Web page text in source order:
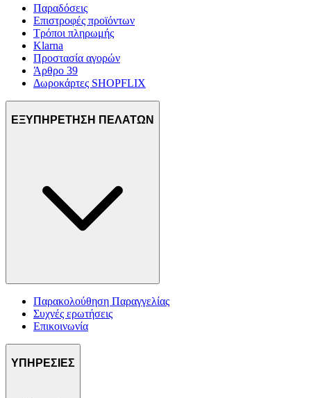
Παραδόσεις
Επιστροφές προϊόντων
Τρόποι πληρωμής
Klarna
Προστασία αγορών
Άρθρο 39
Δωροκάρτες SHOPFLIX
ΕΞΥΠΗΡΕΤΗΣΗ ΠΕΛΑΤΩΝ
Παρακολούθηση Παραγγελίας
Συχνές ερωτήσεις
Επικοινωνία
ΥΠΗΡΕΣΙΕΣ